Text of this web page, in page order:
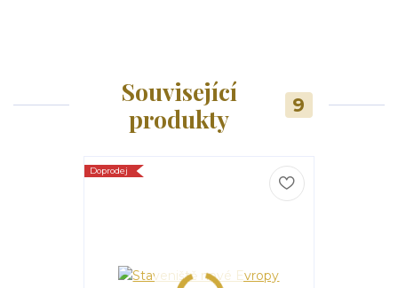
Související
produkty
9
Doprodej